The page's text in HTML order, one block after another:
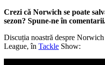
Crezi că Norwich se poate
sezon? Spune-ne în
Discuția noastră despre
League, în Tackle Show: